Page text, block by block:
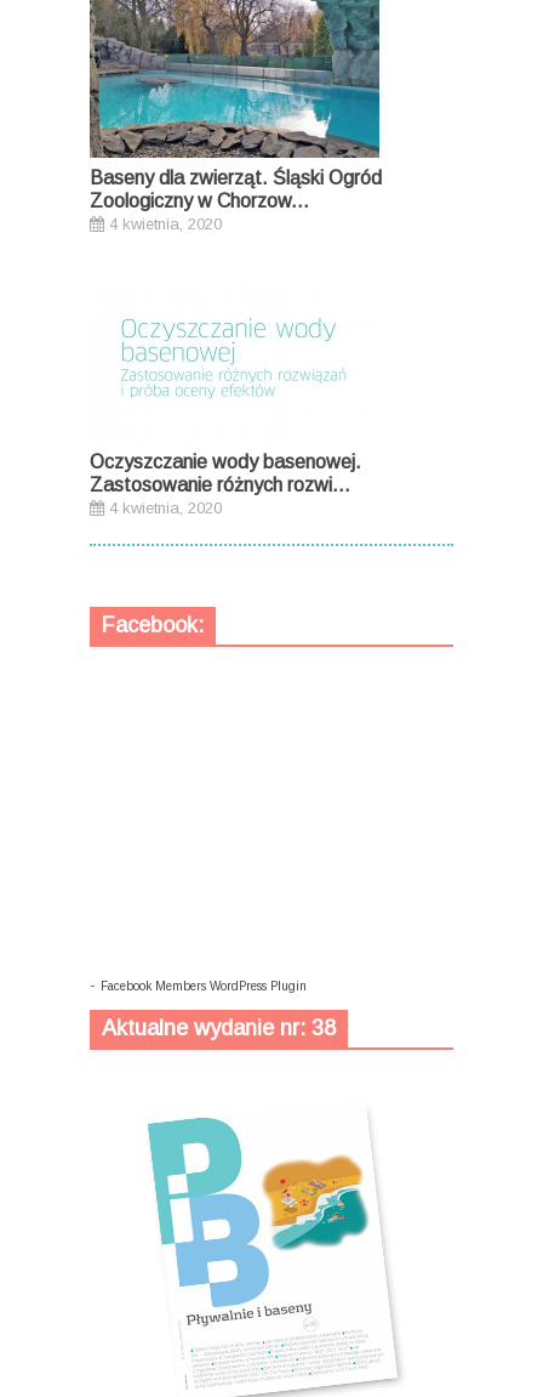
Baseny dla zwierząt. Śląski Ogród
Zoologiczny w Chorzow...
4 kwietnia, 2020
Oczyszczanie wody basenowej.
Zastosowanie różnych rozwi...
4 kwietnia, 2020
Facebook:
- Facebook Members WordPress Plugin
Aktualne wydanie nr: 38